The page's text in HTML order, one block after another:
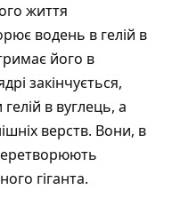
життя
водень в гелій в
його в
закінчується,
в вуглець, а
верств. Вони, в
гіганта.